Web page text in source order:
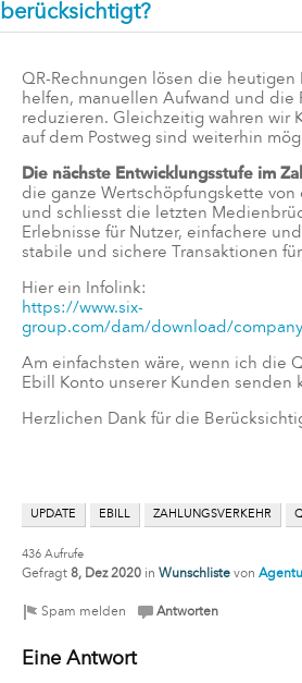
berücksichtigt?
QR-Rechnungen lösen die
helfen, manuellen Aufwand und die
reduzieren. Gleichzeitig wahren wir
auf dem Postweg sind weiterhin
Die nächste Entwicklungsstufe im
die ganze Wertschöpfungskette
und schliesst die letzten
Erlebnisse für Nutzer, einfachere
stabile und sichere Transaktionen
Hier ein Infolink:
https://www.six-
group.com/dam/download/
Am einfachsten wäre, wenn ich die
Ebill Konto unserer Kunden senden
Herzlichen Dank für die
UPDATE EBILL ZAHLUNGSVERKEHR
436 Aufrufe
Gefragt 8, Dez 2020 in Wunschliste von
Eine Antwort